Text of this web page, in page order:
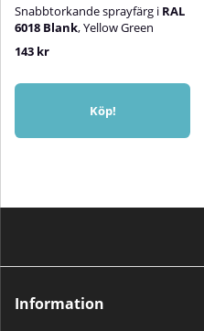
Snabbtorkande sprayfärg i RAL
6018 Blank, Yellow Green
143 kr
Köp!
Information